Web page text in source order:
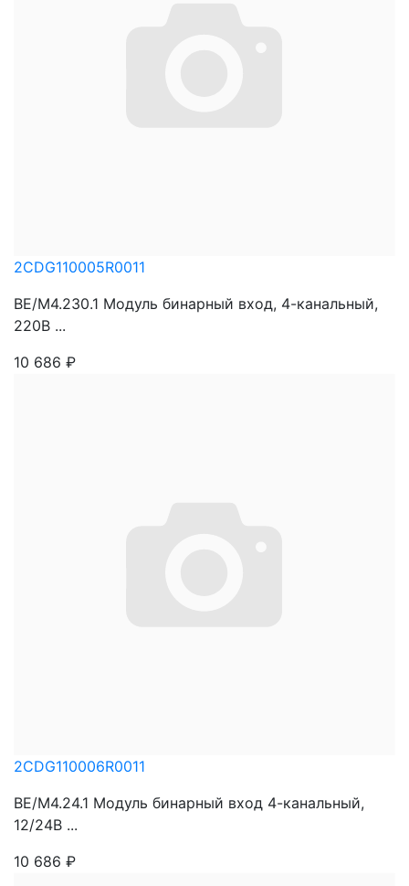
2CDG110005R0011
BE/M4.230.1 Модуль бинарный вход, 4-канальный,
220В ...
10 686 ₽
2CDG110006R0011
BE/M4.24.1 Модуль бинарный вход 4-канальный,
12/24В ...
10 686 ₽